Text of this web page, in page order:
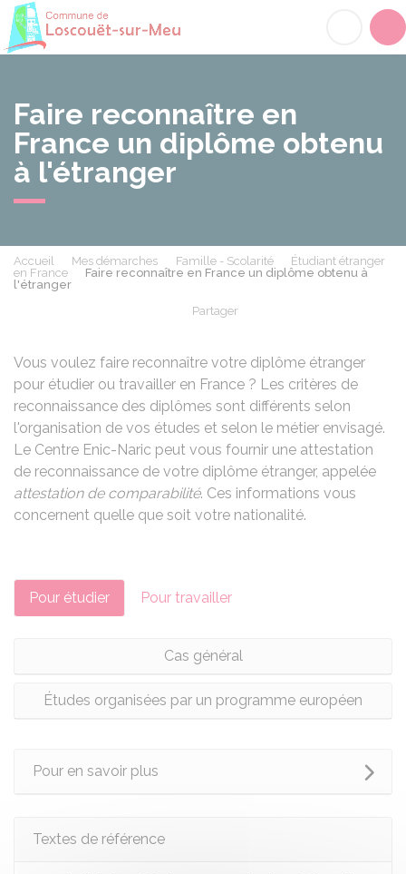
Faire reconnaître en
France un diplôme obtenu
à l'étranger
Accueil Mes démarches Famille - Scolarité
Étudiant étranger
en France
Faire reconnaître en France un diplôme obtenu à
l'étranger
Partager
Vous voulez faire reconnaître votre diplôme étranger
pour étudier ou travailler en France ? Les critères de
reconnaissance des diplômes sont différents selon
l'organisation de vos études et selon le métier envisagé.
Le Centre Enic-Naric peut vous fournir une attestation
de reconnaissance de votre diplôme étranger, appelée
attestation de comparabilité. Ces informations vous
concernent quelle que soit votre nationalité.
Pour étudier Pour travailler
Cas général
Études organisées par un programme européen
Pour en savoir plus
Textes de référence